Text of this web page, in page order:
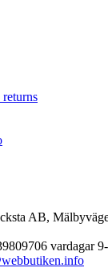
AB,
vardagar